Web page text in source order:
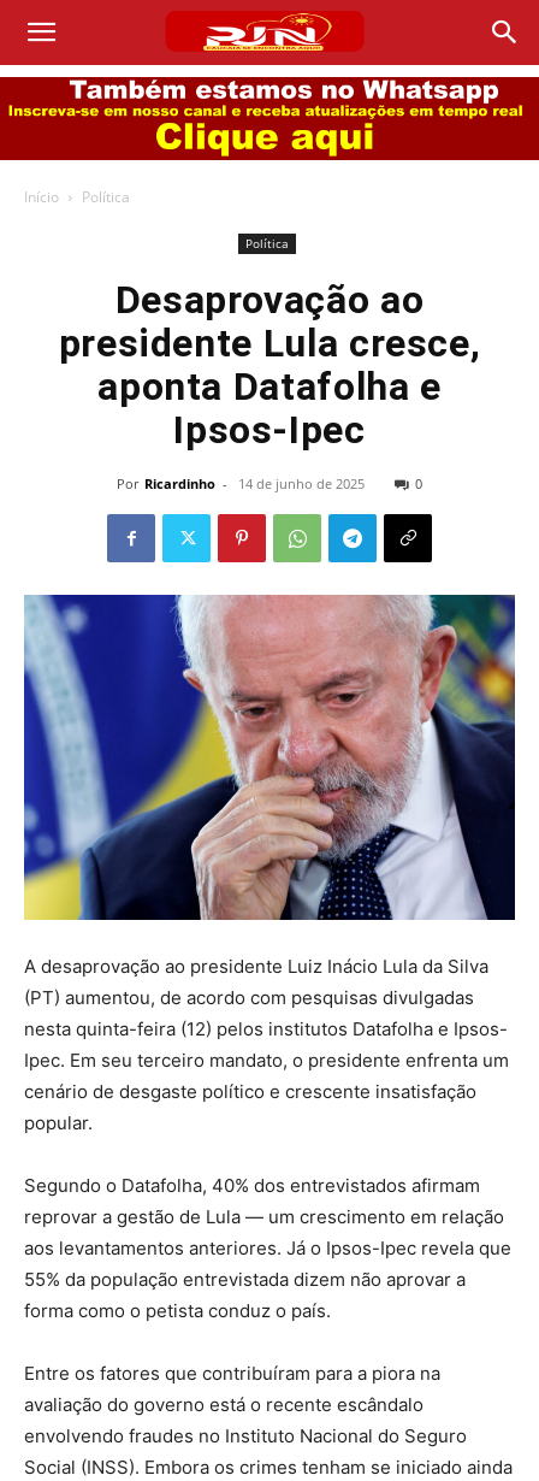
Início Política
Política
Desaprovação ao
presidente Lula cresce,
aponta Datafolha e
Ipsos-Ipec
Por Ricardinho - 14 de junho de 2025 0
A desaprovação ao presidente Luiz Inácio Lula da Silva
(PT) aumentou, de acordo com pesquisas divulgadas
nesta quinta-feira (12) pelos institutos Datafolha e Ipsos-
Ipec. Em seu terceiro mandato, o presidente enfrenta um
cenário de desgaste político e crescente insatisfação
popular.
Segundo o Datafolha, 40% dos entrevistados afirmam
reprovar a gestão de Lula — um crescimento em relação
aos levantamentos anteriores. Já o Ipsos-Ipec revela que
55% da população entrevistada dizem não aprovar a
forma como o petista conduz o país.
Entre os fatores que contribuíram para a piora na
avaliação do governo está o recente escândalo
envolvendo fraudes no Instituto Nacional do Seguro
Social (INSS). Embora os crimes tenham se iniciado ainda